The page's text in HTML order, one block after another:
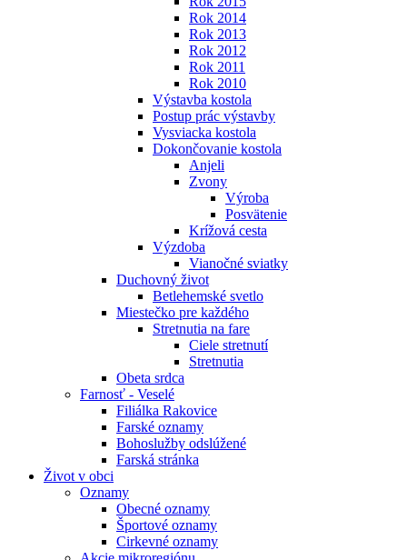
Rok 2014
Rok 2013
Rok 2012
Rok 2011
Rok 2010
Výstavba kostola
Postup prác výstavby
Vysviacka kostola
Dokončovanie kostola
Anjeli
Zvony
Výroba
Posvätenie
Krížová cesta
Výzdoba
Vianočné sviatky
Duchovný život
Betlehemské svetlo
Miestečko pre každého
Stretnutia na fare
Ciele stretnutí
Stretnutia
Obeta srdca
Farnosť - Veselé
Filiálka Rakovice
Farské oznamy
Bohoslužby odslúžené
Farská stránka
Život v obci
Oznamy
Obecné oznamy
Športové oznamy
Cirkevné oznamy